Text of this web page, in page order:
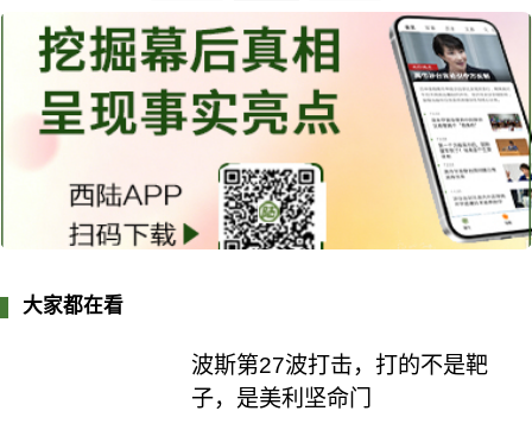
大家都在看
波斯第27波打击，打的不是靶
子，是美利坚命门